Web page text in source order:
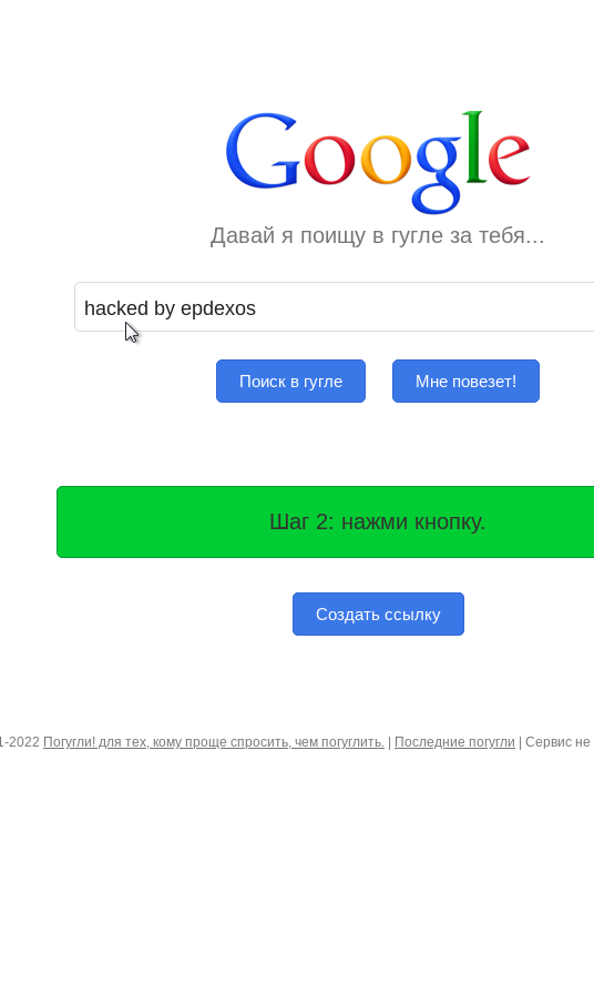
Давай я поищу в гугле за тебя...
Поиск в гугле Мне повезет!
Шаг 2: нажми кнопку.
Создать ссылку
2022 Погугли! для тех, кому проще спросить, чем погуглить. Последние погугли | Сервис